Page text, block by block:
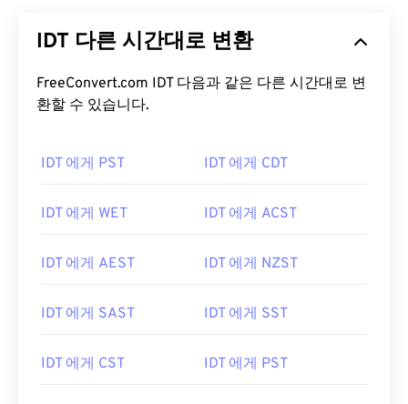
IDT 다른 시간대로 변환
FreeConvert.com IDT 다음과 같은 다른 시간대로 변
환할 수 있습니다.
IDT 에게 PST IDT 에게 CDT
IDT 에게 WET IDT 에게 ACST
IDT 에게 AEST IDT 에게 NZST
IDT 에게 SAST IDT 에게 SST
IDT 에게 CST IDT 에게 PST